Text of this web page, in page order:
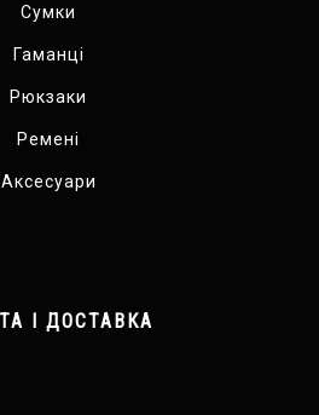
Сумки
Гаманці
Рюкзаки
Ремені
Аксесуари
І ДОСТАВКА